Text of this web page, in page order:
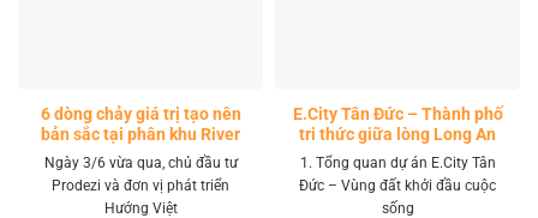
6 dòng chảy giá trị tạo nên
bản sắc tại phân khu River
Park LA Home
Ngày 3/6 vừa qua, chủ đầu tư
Prodezi và đơn vị phát triển
Hướng Việt
E.City Tân Đức – Thành phố
tri thức giữa lòng Long An
1. Tổng quan dự án E.City Tân
Đức – Vùng đất khởi đầu cuộc
sống